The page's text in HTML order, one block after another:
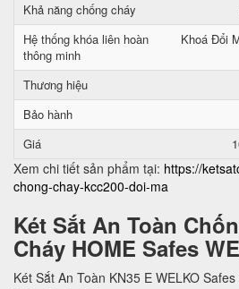
Khả năng chống cháy
Hệ thống khóa liên hoàn
thông minh
Khoá Đổi
Thương hiệu
Bảo hành
Giá
Xem chi tiết sản phẩm tại: https://
chong-chay-kcc200-doi-ma
Két Sắt An Toàn
Cháy HOME Safes
Két Sắt An Toàn KN35 E WELKO